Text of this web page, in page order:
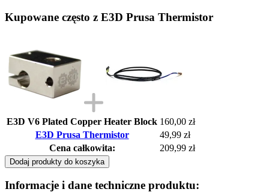
Kupowane często z E3D Prusa Thermistor
E3D V6 Plated Copper Heater Block 160,00 zł
E3D Prusa Thermistor
49,99 zł
Cena całkowita:
209,99 zł
Dodaj produkty do koszyka
Informacje i dane techniczne produktu: